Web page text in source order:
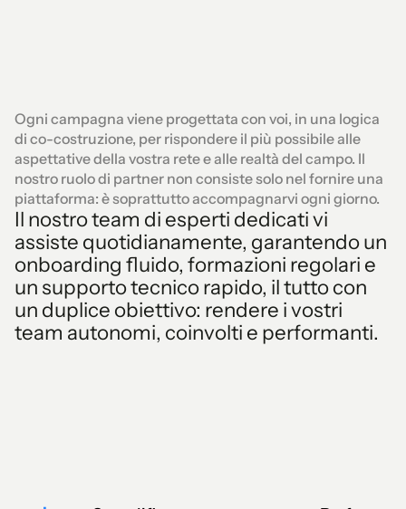
Ogni campagna viene progettata con voi, in una logica
di co-costruzione, per rispondere il più possibile alle
aspettative della vostra rete e alle realtà del campo. Il
nostro ruolo di partner non consiste solo nel fornire una
piattaforma: è soprattutto accompagnarvi ogni giorno.
Il nostro team di esperti dedicati vi
assiste quotidianamente, garantendo un
onboarding fluido, formazioni regolari e
un supporto tecnico rapido, il tutto con
un duplice obiettivo: rendere i vostri
team autonomi, coinvolti e performanti.